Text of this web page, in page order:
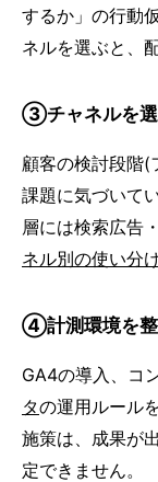
するか」の行動
ネルを選ぶと、
③チャネルを
顧客の検討段階(
課題に気づいて
層には検索広告
ネル別の使い分
④計測環境を整
GA4の導入、コ
タの運用ルール
施策は、成果が
定できません。